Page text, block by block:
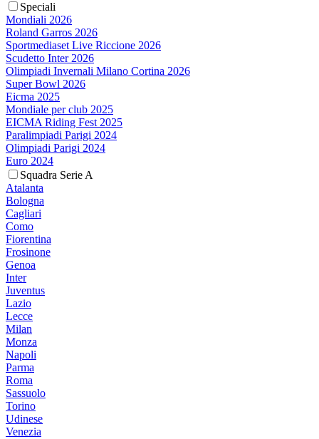
Speciali
Mondiali 2026
Roland Garros 2026
Sportmediaset Live Riccione 2026
Scudetto Inter 2026
Olimpiadi Invernali Milano Cortina 2026
Super Bowl 2026
Eicma 2025
Mondiale per club 2025
EICMA Riding Fest 2025
Paralimpiadi Parigi 2024
Olimpiadi Parigi 2024
Euro 2024
Squadra Serie A
Atalanta
Bologna
Cagliari
Como
Fiorentina
Frosinone
Genoa
Inter
Juventus
Lazio
Lecce
Milan
Monza
Napoli
Parma
Roma
Sassuolo
Torino
Udinese
Venezia